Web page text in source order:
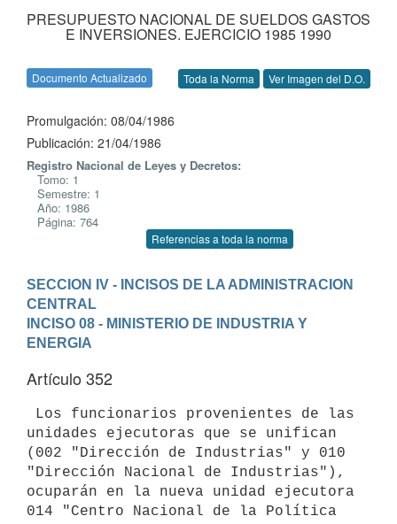
PRESUPUESTO NACIONAL DE SUELDOS GASTOS
E INVERSIONES. EJERCICIO 1985 1990
Documento Actualizado Toda la Norma Ver Imagen del D.O.
Promulgación: 08/04/1986
Publicación: 21/04/1986
Registro Nacional de Leyes y Decretos:
Tomo: 1
Semestre: 1
Año: 1986
Página: 764
Referencias a toda la norma
SECCION IV - INCISOS DE LA ADMINISTRACION
CENTRAL
INCISO 08 - MINISTERIO DE INDUSTRIA Y
ENERGIA
Artículo 352
unidades ejecutoras que se unifican
(002 "Dirección de Industrias" y 010
"Dirección Nacional de Industrias"),
ocuparán en la nueva unidad ejecutora
014 "Centro Nacional de la Política